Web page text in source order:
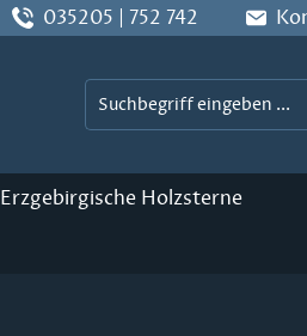
035205 | 752 742
Erzgebirgische Holzsterne